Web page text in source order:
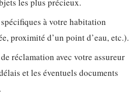
à votre habitation
proximité d’un point d’eau, etc.).
réclamation avec votre assureur
et les éventuels documents